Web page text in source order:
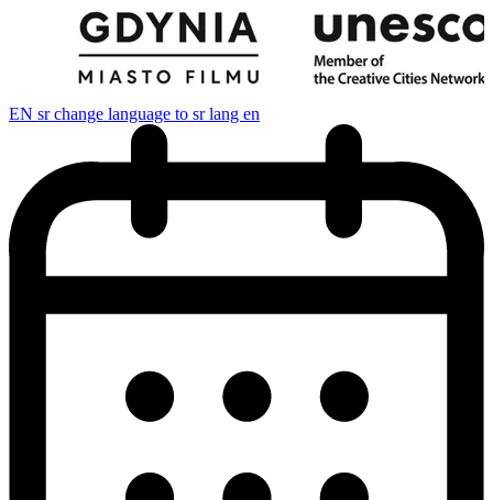
EN sr change language to sr lang en